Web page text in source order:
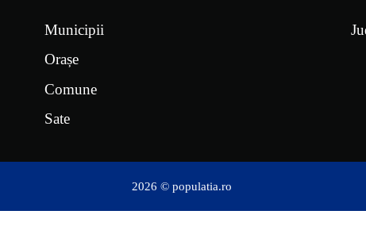
Municipii
Orașe
Comune
Sate
2026 © populatia.ro